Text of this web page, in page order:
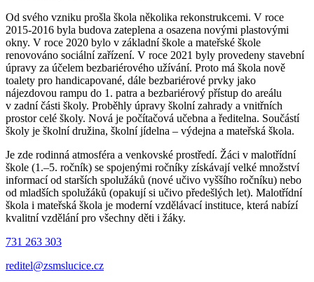
Od svého vzniku prošla škola několika rekonstrukcemi. V roce
2015-2016 byla budova zateplena a osazena novými plastovými
okny. V roce 2020 bylo v základní škole a mateřské škole
renovováno sociální zařízení. V roce 2021 byly provedeny stavební
úpravy za účelem bezbariérového užívání. Proto má škola nově
toalety pro handicapované, dále bezbariérové prvky jako
nájezdovou rampu do 1. patra a bezbariérový přístup do areálu
v zadní části školy. Proběhly úpravy školní zahrady a vnitřních
prostor celé školy. Nová je počítačová učebna a ředitelna. Součástí
školy je školní družina, školní jídelna – výdejna a mateřská škola.
Je zde rodinná atmosféra a venkovské prostředí. Žáci v malotřídní
škole (1.–5. ročník) se spojenými ročníky získávají velké množství
informací od starších spolužáků (nové učivo vyššího ročníku) nebo
od mladších spolužáků (opakují si učivo předešlých let). Malotřídní
škola i mateřská škola je moderní vzdělávací instituce, která nabízí
kvalitní vzdělání pro všechny děti i žáky.
731 263 303
reditel@zsmslucice.cz